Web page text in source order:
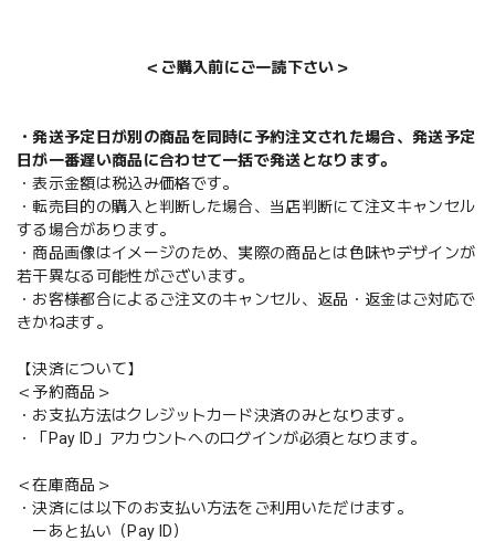
＜ご購入前にご一読下さい＞
・発送予定日が別の商品を同時に予約注文された場合、発送予定
日が一番遅い商品に合わせて一括で発送となります。
・表示金額は税込み価格です。
・転売目的の購入と判断した場合、当店判断にて注文キャンセル
する場合があります。
・商品画像はイメージのため、実際の商品とは色味やデザインが
若干異なる可能性がございます。
・お客様都合によるご注文のキャンセル、返品・返金はご対応で
きかねます。
【決済について】
＜予約商品＞
・お支払方法はクレジットカード決済のみとなります。
・「Pay ID」アカウントへのログインが必須となります。
＜在庫商品＞
・決済には以下のお支払い方法をご利用いただけます。
ーあと払い（Pay ID）